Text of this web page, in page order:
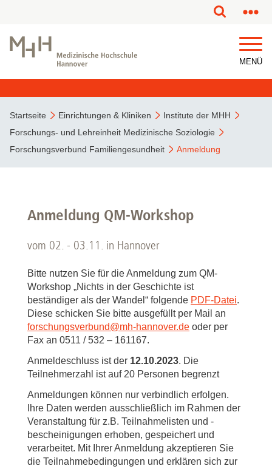
MENÜ
Startseite Einrichtungen & Kliniken
Institute der MHH
Forschungs- und Lehreinheit Medizinische Soziologie
Forschungsverbund Familiengesundheit
Anmeldung
Anmeldung QM-Workshop
vom 02. - 03.11. in Hannover
Bitte nutzen Sie für die Anmeldung zum QM-
Workshop „Nichts in der Geschichte ist
beständiger als der Wandel“ folgende PDF-Datei.
Diese schicken Sie bitte ausgefüllt per Mail an
forschungsverbund@mh-hannover.de oder per
Fax an 0511 / 532 – 161167.
Anmeldeschluss ist der 12.10.2023. Die
Teilnehmerzahl ist auf 20 Personen begrenzt
Anmeldungen können nur verbindlich erfolgen.
Ihre Daten werden ausschließlich im Rahmen der
Veranstaltung für z.B. Teilnahmelisten und -
bescheinigungen erhoben, gespeichert und
verarbeitet. Mit Ihrer Anmeldung akzeptieren Sie
die Teilnahmebedingungen und erklären sich zur